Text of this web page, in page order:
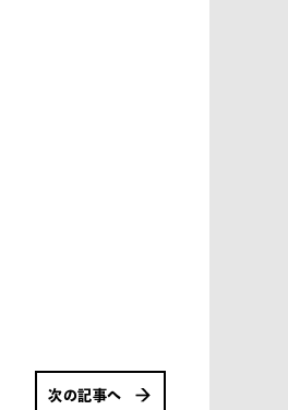
次の記事へ